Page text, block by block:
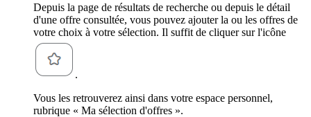
Depuis la page de résultats de recherche ou depuis le détail
d'une offre consultée, vous pouvez ajouter la ou les offres de
votre choix à votre sélection. Il suffit de cliquer sur l'icône
.
Vous les retrouverez ainsi dans votre espace personnel,
rubrique « Ma sélection d'offres ».